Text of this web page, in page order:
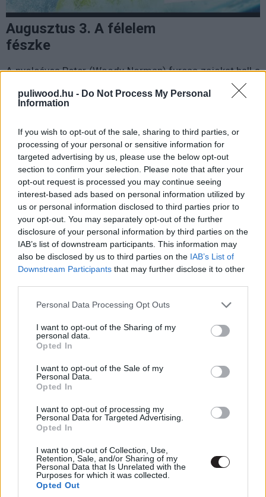
puliwood.hu - Do Not Process My Personal
Information
If you wish to opt-out of the sale, sharing to third parties, or
processing of your personal or sensitive information for
targeted advertising by us, please use the below opt-out
section to confirm your selection. Please note that after your
opt-out request is processed you may continue seeing
interest-based ads based on personal information utilized by
us or personal information disclosed to third parties prior to
your opt-out. You may separately opt-out of the further
disclosure of your personal information by third parties on the
IAB’s list of downstream participants. This information may
also be disclosed by us to third parties on the IAB’s List of
Downstream Participants that may further disclose it to other
Please note that this website/app uses one or more Google
not limited to your visit or usage behaviour. You may click to
grant or deny consent to Google and its third-party tags to
use your data for below specified purposes in below Google
consent section.
Personal Data Processing Opt Outs
I want to opt-out of the Sharing of my
personal data.
Opted In
I want to opt-out of the Sale of my
Personal Data.
Opted In
I want to opt-out of processing my
Personal Data for Targeted Advertising.
Opted In
I want to opt-out of Collection, Use,
Retention, Sale, and/or Sharing of my
Personal Data that Is Unrelated with the
Purposes for which it was collected.
Opted Out
Augusztus 3. A félelem
fészke
A nyolcéves Peter (Woody Norman) furcsa zajokat hall a
szobájában, de a szülei azzal nyugtázzák az egészet,
hogy csak képzelődik. A kisfiú sejtése szerint a szülők
vetett bizalma. Ez viszont beláthatatlan
következményekkel jár, ugyanis így nem csak Peter, de a
szülők élete is veszélybe kerül. Az édesanyát Lizzy
Caplan (Masters of Sex), az édesapát pedig Antony Starr
(The Boys) alakítják, a
kritikánkat már olvashatjátok róla
Augusztus 10. Gran Turismo
próbálja ki magát, a történet alapjául szolgáló videojáték
pedig nem más, mint a Gran Turismo. Jann (Archie
világban rótta a versenypályákat. Eredményeit látva
viszont felkínálnak neki egy lehetőséget: kipróbálhatja
magát a valós körülmények között a volán mögött.